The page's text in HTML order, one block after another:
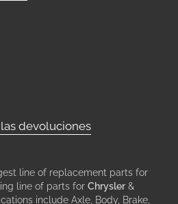
devoluciones
line of replacement parts for
line of parts for Chrysler &
include Axle, Body, Brake,